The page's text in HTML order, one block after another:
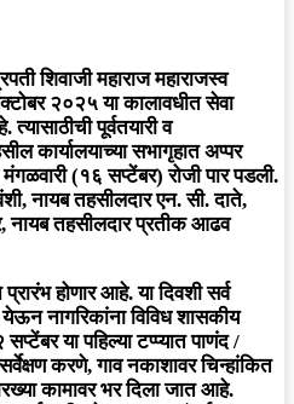
शिवाजी महाराज महाराजस्व
२०२५ या कालावधीत सेवा
पूर्वतयारी व
कार्यालयाच्या सभागृहात अप्पर
मंगळवारी (१६ सप्टेंबर) रोजी पार पडली.
नायब तहसीलदार एन. सी. दाते,
नायब तहसीलदार प्रतीक आढव
होणार आहे. या दिवशी सर्व
नागरिकांना विविध शासकीय
या पहिल्या टप्प्यात पाणंद /
करणे, गाव नकाशावर चिन्हांकित
कामावर भर दिला जात आहे.